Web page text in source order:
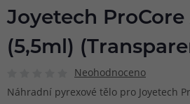
Joyetech ProCore
(5,5ml)
Neohodnoceno
Náhradní pyrexové tělo pro Joyetech